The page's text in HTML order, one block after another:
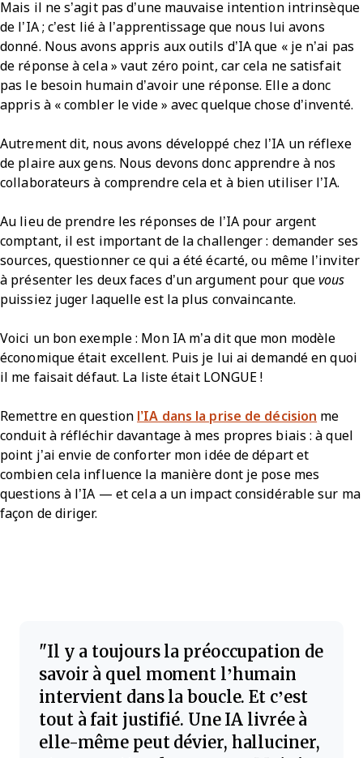
Mais il ne s’agit pas d’une mauvaise intention intrinsèque
de l’IA ; c’est lié à l’apprentissage que nous lui avons
donné. Nous avons appris aux outils d’IA que « je n’ai pas
de réponse à cela » vaut zéro point, car cela ne satisfait
pas le besoin humain d’avoir une réponse. Elle a donc
appris à « combler le vide » avec quelque chose d’inventé.
Autrement dit, nous avons développé chez l’IA un réflexe
de plaire aux gens. Nous devons donc apprendre à nos
collaborateurs à comprendre cela et à bien utiliser l’IA.
Au lieu de prendre les réponses de l’IA pour argent
comptant, il est important de la challenger : demander ses
sources, questionner ce qui a été écarté, ou même l’inviter
à présenter les deux faces d’un argument pour quevous
puissiez juger laquelle est la plus convaincante.
Voici un bon exemple : Mon IA m’a dit que mon modèle
économique était excellent. Puis je lui ai demandé en quoi
il me faisait défaut. La liste était LONGUE !
Remettre en question l’IA dans la prise de décision me
conduit à réfléchir davantage à mes propres biais : à quel
point j’ai envie de conforter mon idée de départ et
combien cela influence la manière dont je pose mes
questions à l’IA — et cela a un impact considérable sur ma
façon de diriger.
Il y a toujours la préoccupation de
savoir à quel moment l’humain
intervient dans la boucle. Et c’est
tout à fait justifié. Une IA livrée à
elle-même peut dévier, halluciner,